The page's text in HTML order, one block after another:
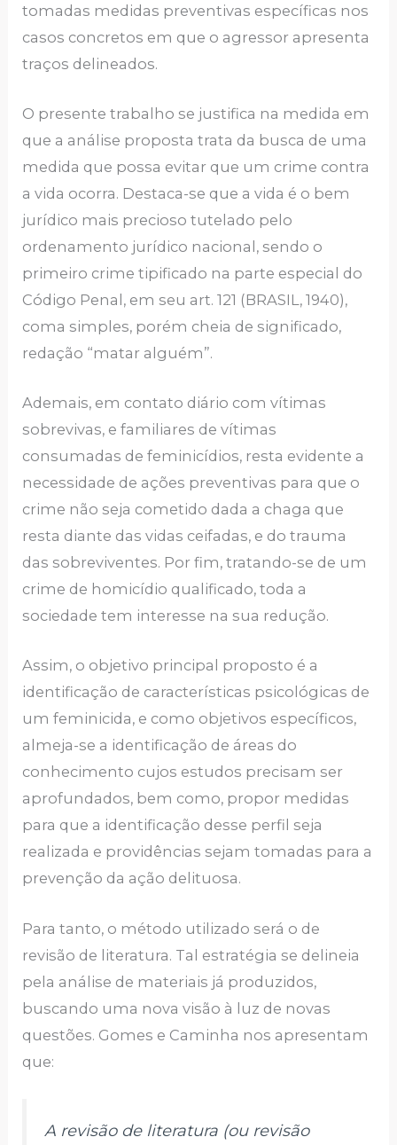
tomadas medidas preventivas específicas nos
casos concretos em que o agressor apresenta
traços delineados.
O presente trabalho se justifica na medida em
que a análise proposta trata da busca de uma
medida que possa evitar que um crime contra
a vida ocorra. Destaca-se que a vida é o bem
jurídico mais precioso tutelado pelo
ordenamento jurídico nacional, sendo o
primeiro crime tipificado na parte especial do
Código Penal, em seu art. 121 (BRASIL, 1940),
coma simples, porém cheia de significado,
redação “matar alguém”.
Ademais, em contato diário com vítimas
sobrevivas, e familiares de vítimas
consumadas de feminicídios, resta evidente a
necessidade de ações preventivas para que o
crime não seja cometido dada a chaga que
resta diante das vidas ceifadas, e do trauma
das sobreviventes. Por fim, tratando-se de um
crime de homicídio qualificado, toda a
sociedade tem interesse na sua redução.
Assim, o objetivo principal proposto é a
identificação de características psicológicas de
um feminicida, e como objetivos específicos,
almeja-se a identificação de áreas do
conhecimento cujos estudos precisam ser
aprofundados, bem como, propor medidas
para que a identificação desse perfil seja
realizada e providências sejam tomadas para a
prevenção da ação delituosa.
Para tanto, o método utilizado será o de
revisão de literatura. Tal estratégia se delineia
pela análise de materiais já produzidos,
buscando uma nova visão à luz de novas
questões. Gomes e Caminha nos apresentam
que:
A revisão de literatura (ou revisão